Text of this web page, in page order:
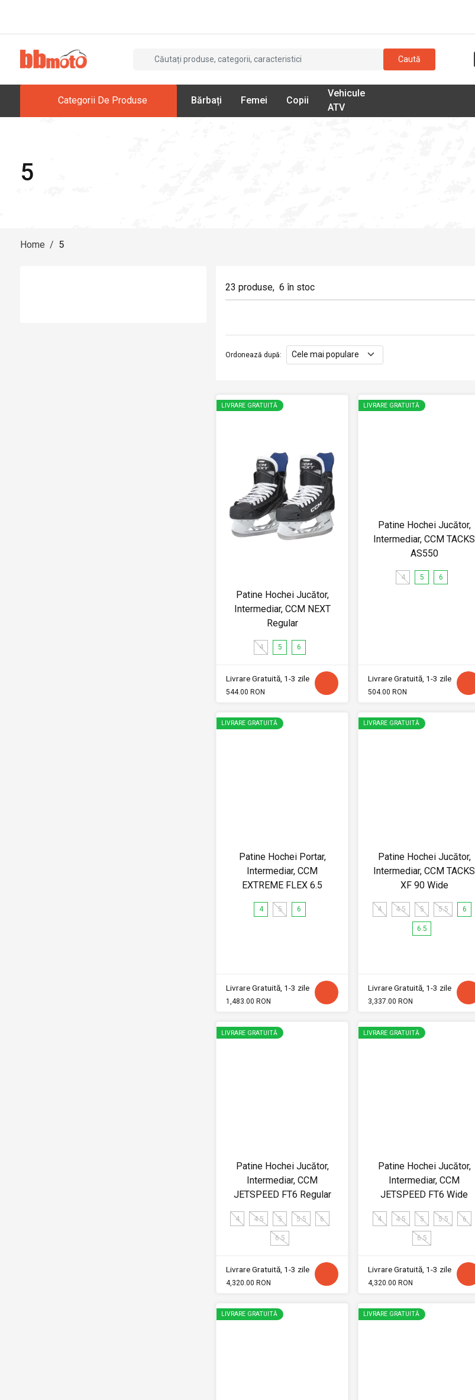
Caută
Categorii De Produse Bărbați Femei Copii
Vehicule
ATV
5
Home / 5
23 produse, 6 în stoc
Ordonează după:
LIVRARE GRATUITĂ
Patine Hochei Jucător,
Intermediar, CCM NEXT
Regular
4 5 6
Livrare Gratuită, 1-3 zile
544.00 RON
LIVRARE GRATUITĂ
Patine Hochei Jucător,
Intermediar, CCM TACKS
AS550
4 5 6
Livrare Gratuită, 1-3 zile
504.00 RON
LIVRARE GRATUITĂ
Patine Hochei Portar,
Intermediar, CCM
EXTREME FLEX 6.5
4 5 6
Livrare Gratuită, 1-3 zile
1,483.00 RON
LIVRARE GRATUITĂ
Patine Hochei Jucător,
Intermediar, CCM TACKS
XF 90 Wide
4 4.5 5 5.5 6
6.5
Livrare Gratuită, 1-3 zile
3,337.00 RON
LIVRARE GRATUITĂ
Patine Hochei Jucător,
Intermediar, CCM
JETSPEED FT6 Regular
4 4.5 5 5.5 6
6.5
Livrare Gratuită, 1-3 zile
4,320.00 RON
LIVRARE GRATUITĂ
Patine Hochei Jucător,
Intermediar, CCM
JETSPEED FT6 Wide
4 4.5 5 5.5 6
6.5
Livrare Gratuită, 1-3 zile
4,320.00 RON
LIVRARE GRATUITĂ LIVRARE GRATUITĂ